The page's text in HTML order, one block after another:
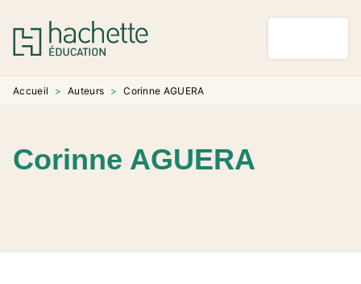
MENU RECHERCHE
PIED DE PAGE
Accueil > Auteurs > Corinne AGUERA
Corinne AGUERA